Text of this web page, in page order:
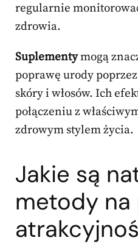
regularnie
zdrowia.
Suplementymogą
poprawę urody
skóry i włosów. Ich
połączeniu z
zdrowym stylem życia.
Jakie są
metody